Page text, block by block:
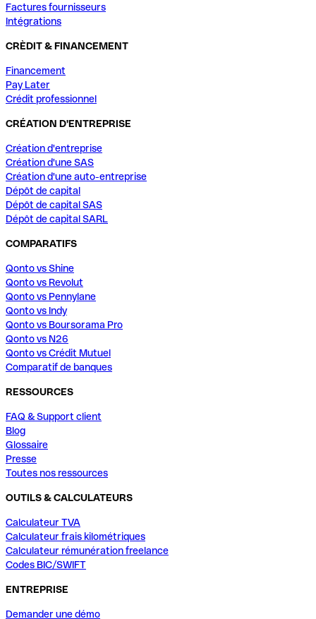
Factures fournisseurs
Intégrations
CRÈDIT & FINANCEMENT
Financement
Pay Later
Crédit professionnel
CRÉATION D'ENTREPRISE
Création d'entreprise
Création d'une SAS
Création d'une auto-entreprise
Dépôt de capital
Dépôt de capital SAS
Dépôt de capital SARL
COMPARATIFS
Qonto vs Shine
Qonto vs Revolut
Qonto vs Pennylane
Qonto vs Indy
Qonto vs Boursorama Pro
Qonto vs N26
Qonto vs Crédit Mutuel
Comparatif de banques
RESSOURCES
FAQ & Support client
Blog
Glossaire
Presse
Toutes nos ressources
OUTILS & CALCULATEURS
Calculateur TVA
Calculateur frais kilométriques
Calculateur rémunération freelance
Codes BIC/SWIFT
ENTREPRISE
Demander une démo